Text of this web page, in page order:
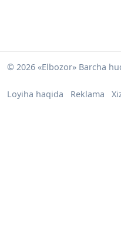
© 2026 «Elbozor» Barcha
Loyiha haqida Reklama